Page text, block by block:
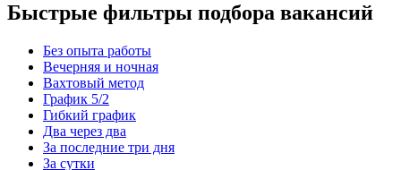
Быстрые фильтры подбора вакансий
Без опыта работы
Вечерняя и ночная
Вахтовый метод
График 5/2
Гибкий график
Два через два
За последние три дня
За сутки